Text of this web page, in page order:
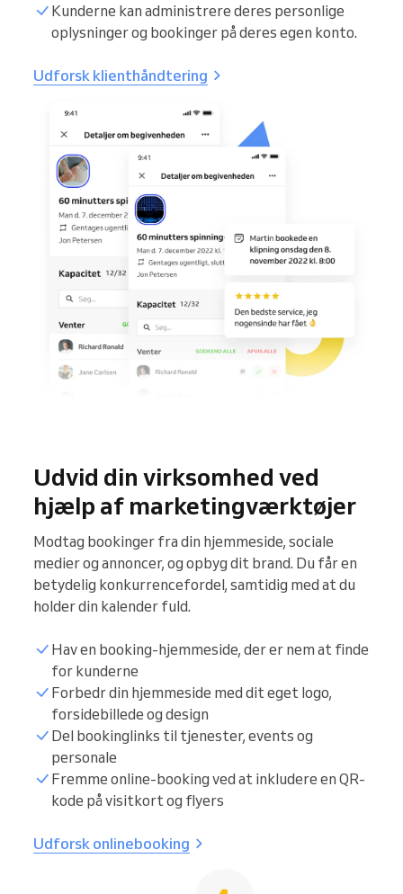
Kunderne kan administrere deres personlige
oplysninger og bookinger på deres egen konto.
Udforsk klienthåndtering
Udvid din virksomhed ved
hjælp af marketingværktøjer
Modtag bookinger fra din hjemmeside, sociale
medier og annoncer, og opbyg dit brand. Du får en
betydelig konkurrencefordel, samtidig med at du
holder din kalender fuld.
Hav en booking-hjemmeside, der er nem at finde
for kunderne
Forbedr din hjemmeside med dit eget logo,
forsidebillede og design
Del bookinglinks til tjenester, events og
personale
Fremme online-booking ved at inkludere en QR-
kode på visitkort og flyers
Udforsk onlinebooking